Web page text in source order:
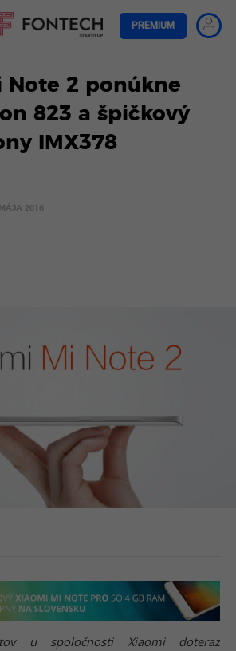
PREMIUM
Note 2 ponúkne
823 a špičkový
IMX378
2016
u spoločnosti Xiaomi doteraz